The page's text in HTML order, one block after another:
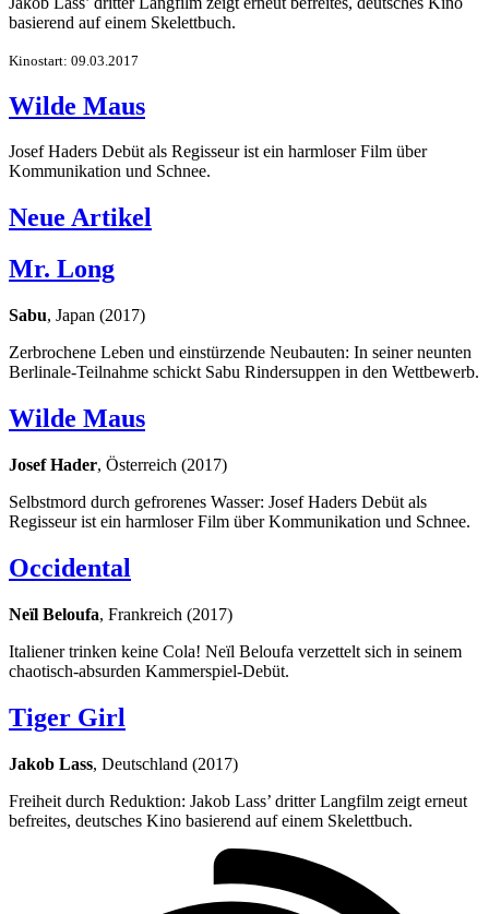
basierend auf einem Skelettbuch.
Kinostart: 09.03.2017
Wilde Maus
Josef Haders Debüt als Regisseur ist ein harmloser Film über
Kommunikation und Schnee.
Neue Artikel
Mr. Long
Sabu, Japan (2017)
Zerbrochene Leben und einstürzende Neubauten: In seiner neunten
Berlinale-Teilnahme schickt Sabu Rindersuppen in den Wettbewerb.
Wilde Maus
Josef Hader, Österreich (2017)
Selbstmord durch gefrorenes Wasser: Josef Haders Debüt als
Regisseur ist ein harmloser Film über Kommunikation und Schnee.
Occidental
Neïl Beloufa, Frankreich (2017)
Italiener trinken keine Cola! Neïl Beloufa verzettelt sich in seinem
chaotisch-absurden Kammerspiel-Debüt.
Tiger Girl
Jakob Lass, Deutschland (2017)
Freiheit durch Reduktion: Jakob Lass’ dritter Langfilm zeigt erneut
befreites, deutsches Kino basierend auf einem Skelettbuch.